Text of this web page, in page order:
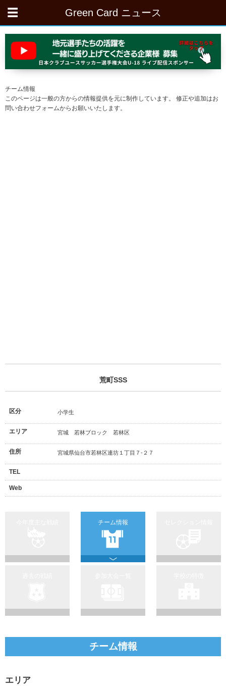
Green Card ニュース
チーム情報
このページは一般の方からの情報提供を元に制作しています。 修正や追加はお
問い合わせフォームからお願いいたします。
荒町SSS
区分 小学生
エリア 宮城 若林ブロック 若林区
住所 宮城県仙台市若林区連坊１丁目７-２７
TEL
Web
チーム情報
チーム情報
エリア